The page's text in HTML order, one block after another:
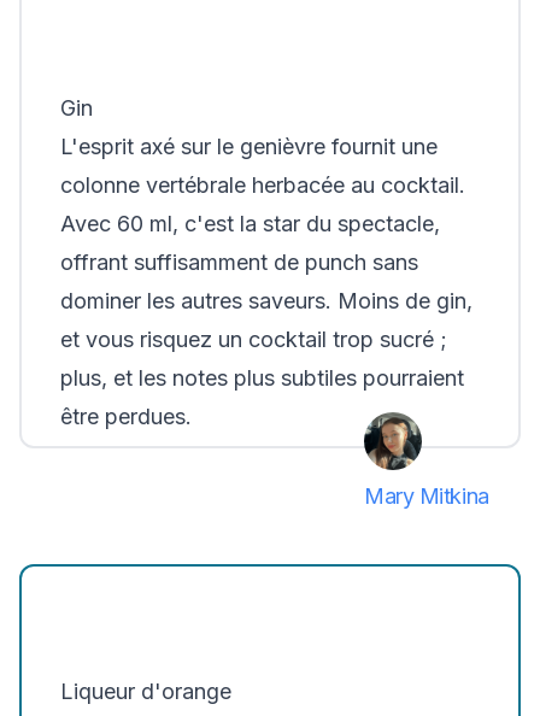
Gin
L'esprit axé sur le genièvre fournit une
colonne vertébrale herbacée au cocktail.
Avec 60 ml, c'est la star du spectacle,
offrant suffisamment de punch sans
dominer les autres saveurs. Moins de gin,
et vous risquez un cocktail trop sucré ;
plus, et les notes plus subtiles pourraient
être perdues.
Mary Mitkina
Liqueur d'orange